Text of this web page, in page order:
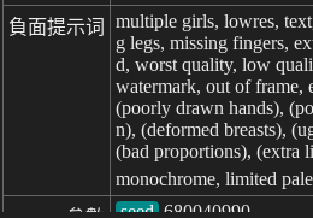
負面提示词
multiple girls, lowres,
g legs, missing fingers,
d, worst quality, low
watermark, out of frame,
(poorly drawn hands),
n), (deformed breasts),
(bad proportions), (extra
monochrome, limited
seed